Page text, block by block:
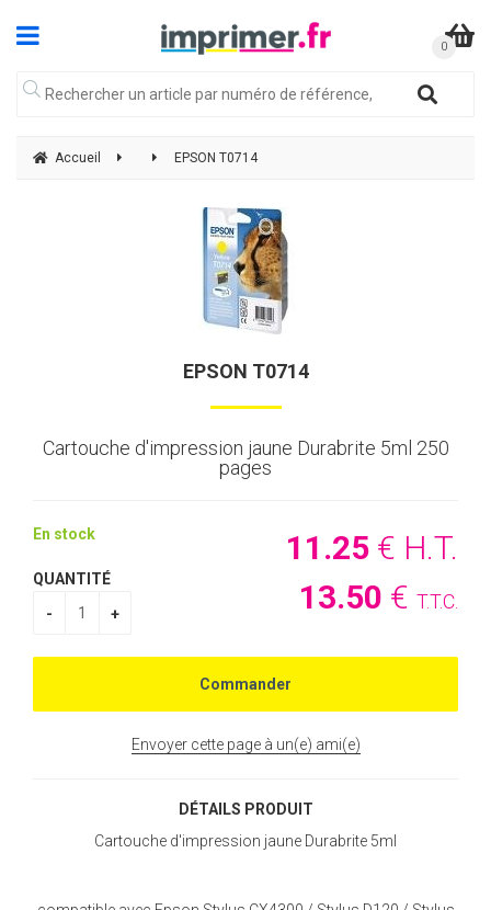
Accueil EPSON T0714
EPSON T0714
Cartouche d'impression jaune Durabrite 5ml 250
pages
11 .25 € H.T.
13.50 € T.T.C.
En stock
QUANTITÉ
Envoyer cette page à un(e) ami(e)
DÉTAILS PRODUIT
Cartouche d'impression jaune Durabrite 5ml